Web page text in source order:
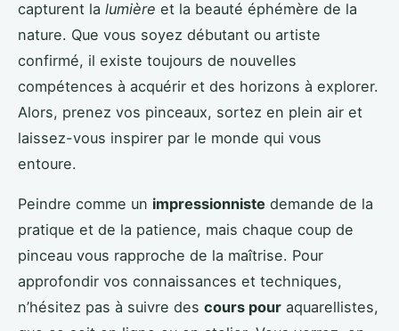
capturent la lumière et la beauté éphémère de la
nature. Que vous soyez débutant ou artiste
confirmé, il existe toujours de nouvelles
compétences à acquérir et des horizons à explorer.
Alors, prenez vos pinceaux, sortez en plein air et
laissez-vous inspirer par le monde qui vous
entoure.
Peindre comme un impressionniste demande de la
pratique et de la patience, mais chaque coup de
pinceau vous rapproche de la maîtrise. Pour
approfondir vos connaissances et techniques,
n’hésitez pas à suivre des cours pour aquarellistes,